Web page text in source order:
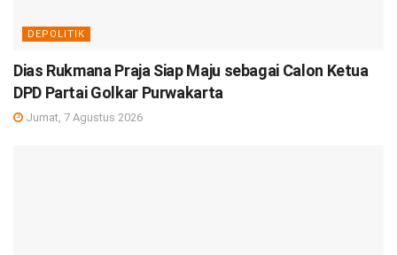
DEPOLITIK
Dias Rukmana Praja Siap Maju sebagai Calon Ketua
DPD Partai Golkar Purwakarta
Jumat, 7 Agustus 2026